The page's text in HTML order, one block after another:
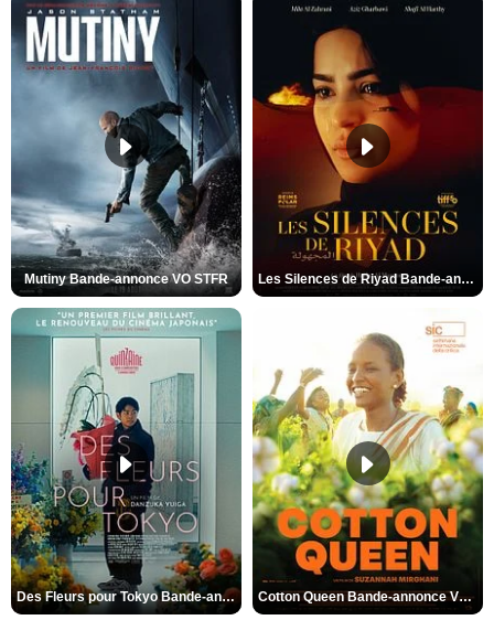
Mutiny Bande-annonce VO STFR Les Silences de Riyad Bande-annonce VO STFR
Des Fleurs pour Tokyo Bande-annonce VO STFR Cotton Queen Bande-annonce VO STFR